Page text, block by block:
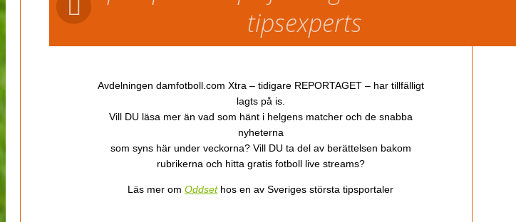
tipsexperts
Avdelningen damfotboll.com Xtra – tidigare REPORTAGET – har tillfälligt
lagts på is.
Vill DU läsa mer än vad som hänt i helgens matcher och de snabba
nyheterna
som syns här under veckorna? Vill DU ta del av berättelsen bakom
rubrikerna och hitta gratis fotboll live streams?
Läs mer om Oddsethos en av Sveriges största tipsportaler